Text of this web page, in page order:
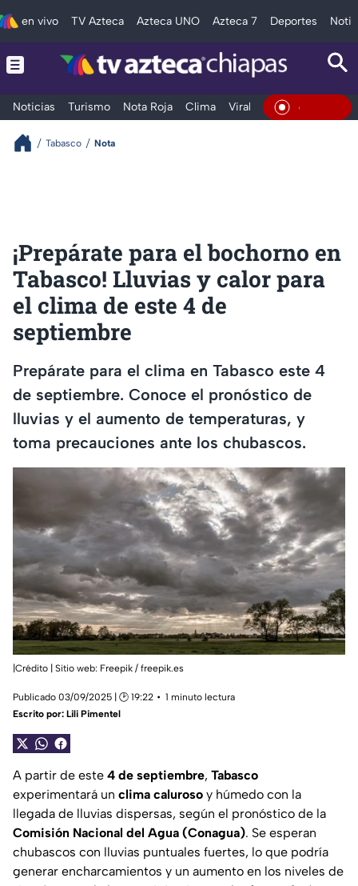
en vivo TV Azteca Azteca UNO Azteca 7 Deportes
Noticias Turismo Nota Roja Clima Viral y Tendencia En Vivo
Tabasco Nota
¡Prepárate para el bochorno en
Tabasco! Lluvias y calor para
el clima de este 4 de
septiembre
Prepárate para el clima en Tabasco este 4
de septiembre. Conoce el pronóstico de
lluvias y el aumento de temperaturas, y
toma precauciones ante los chubascos.
|Crédito | Sitio web: Freepik / freepik.es
Publicado 03/09/2025 | 🕑 19:22
1 minuto lectura
Escrito por: Lili Pimentel
A partir de este 4 de septiembre, Tabasco
experimentará un clima caluroso y húmedo con la
llegada de lluvias dispersas, según el pronóstico de la
Comisión Nacional del Agua (Conagua). Se esperan
chubascos con lluvias puntuales fuertes, lo que podría
generar encharcamientos y un aumento en los niveles de